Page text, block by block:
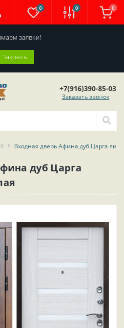
заявки!
Закрыть
0 0 0
+7(916)390-85-03
Заказать звонок
Входная дверь Афина дуб Царга
дуб Царга